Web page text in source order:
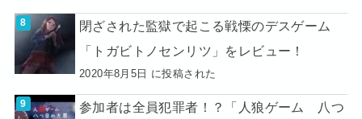
閉ざされた監獄で起こる戦慄のデスゲーム
「トガビトノセンリツ」をレビュー！
2020年8月5日 に投稿された
参加者は全員犯罪者！？「人狼ゲーム 八つ